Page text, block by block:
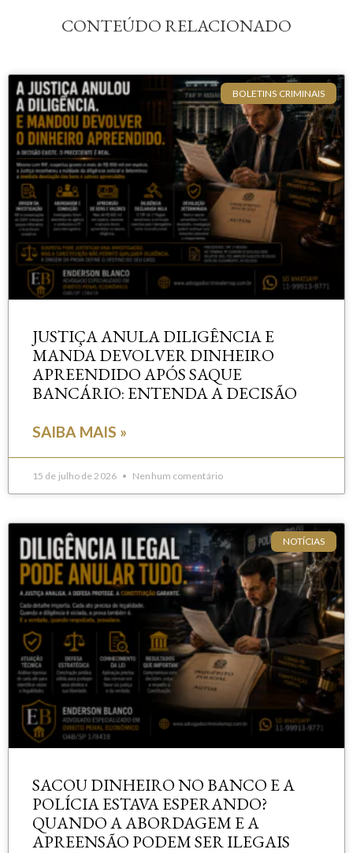
CONTEÚDO RELACIONADO
BOLETINS CRIMINAIS
JUSTIÇA ANULA DILIGÊNCIA E
MANDA DEVOLVER DINHEIRO
APREENDIDO APÓS SAQUE
BANCÁRIO: ENTENDA A DECISÃO
SAIBA MAIS »
15 de julho de 2026 Nenhum comentário
NOTÍCIAS
SACOU DINHEIRO NO BANCO E A
POLÍCIA ESTAVA ESPERANDO?
QUANDO A ABORDAGEM E A
APREENSÃO PODEM SER ILEGAIS